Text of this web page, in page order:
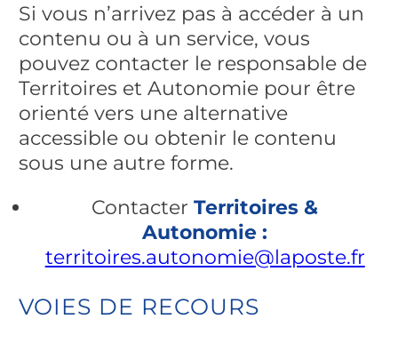
Si vous n’arrivez pas à accéder à un
contenu ou à un service, vous
pouvez contacter le responsable de
Territoires et Autonomie pour être
orienté vers une alternative
accessible ou obtenir le contenu
sous une autre forme.
ContacterTerritoires &
Autonomie :
territoires.autonomie@laposte.fr
VOIES DE RECOURS